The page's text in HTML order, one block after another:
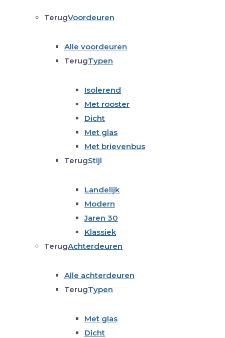
TerugVoordeuren
Alle voordeuren
TerugTypen
Isolerend
Met rooster
Dicht
Met glas
Met brievenbus
TerugStijl
Landelijk
Modern
Jaren 30
Klassiek
TerugAchterdeuren
Alle achterdeuren
TerugTypen
Met glas
Dicht